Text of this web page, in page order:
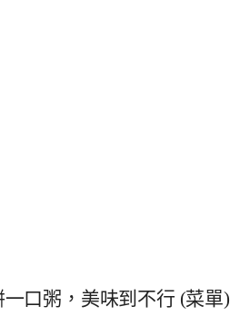
口粥，美味到不行 (菜單)